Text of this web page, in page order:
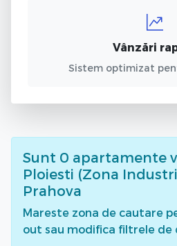
Vânzări
Sistem optimizat
Sunt 0 apartamente
Ploiesti (Zona
Prahova
Mareste zona de cautare
out sau modifica filtrele de